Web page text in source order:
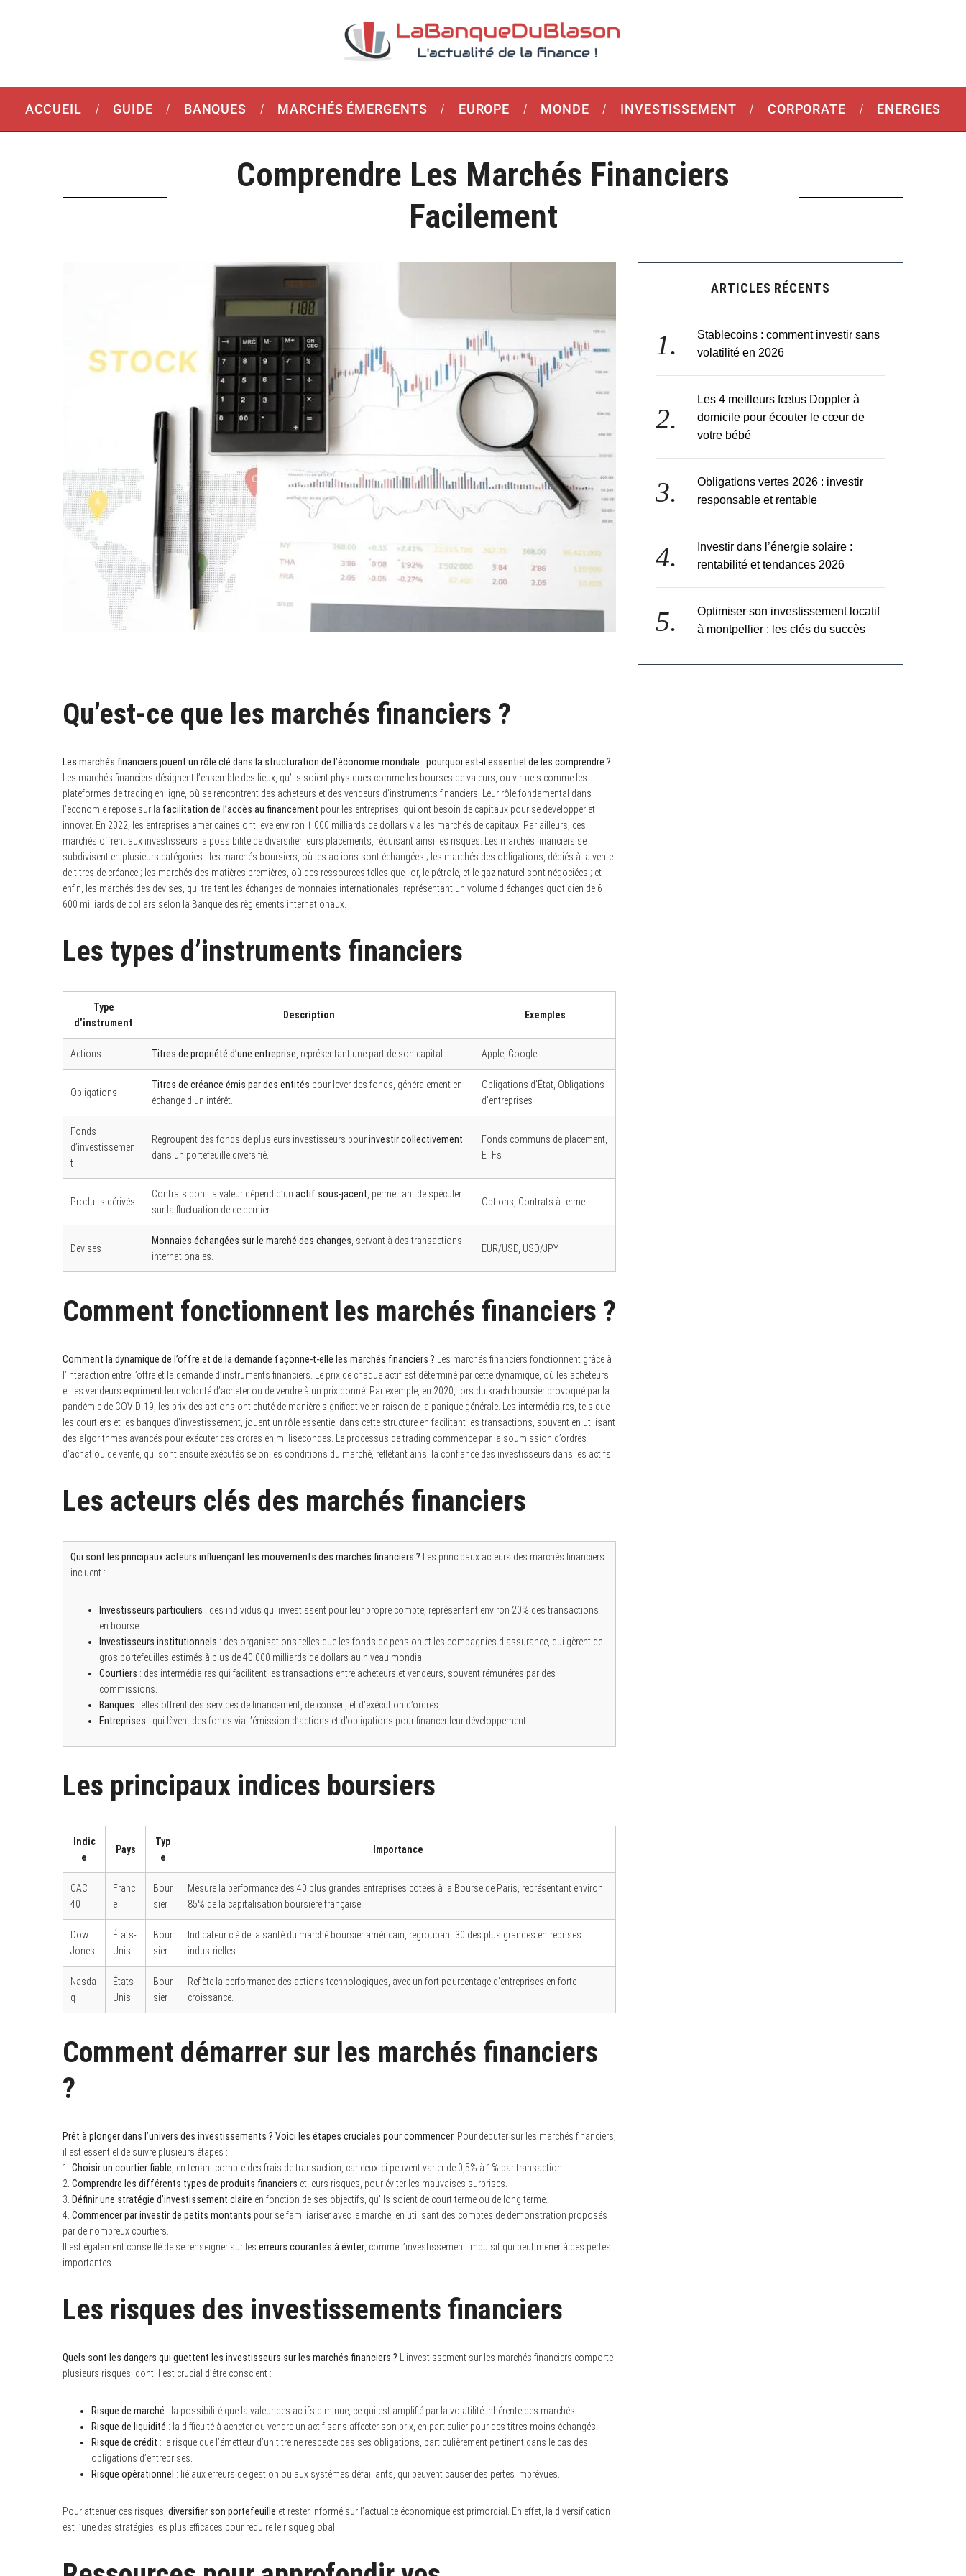
ACCUEIL GUIDE BANQUES MARCHÉS ÉMERGENTS EUROPE MONDE INVESTISSEMENT CORPORATE ENERGIES
Comprendre Les Marchés Financiers
Facilement
Qu’est-ce que les marchés financiers ?
Les marchés financiers jouent un rôle clé dans la structuration de l’économie mondiale : pourquoi est-il essentiel de les comprendre ?
Les marchés financiers désignent l’ensemble des lieux, qu’ils soient physiques comme les bourses de valeurs, ou virtuels comme les
plateformes de trading en ligne, où se rencontrent des acheteurs et des vendeurs d’instruments financiers. Leur rôle fondamental dans
l’économie repose sur la facilitation de l’accès au financement pour les entreprises, qui ont besoin de capitaux pour se développer et
innover. En 2022, les entreprises américaines ont levé environ 1 000 milliards de dollars via les marchés de capitaux. Par ailleurs, ces
marchés offrent aux investisseurs la possibilité de diversifier leurs placements, réduisant ainsi les risques. Les marchés financiers se
subdivisent en plusieurs catégories : les marchés boursiers, où les actions sont échangées ; les marchés des obligations, dédiés à la vente
de titres de créance ; les marchés des matières premières, où des ressources telles que l’or, le pétrole, et le gaz naturel sont négociées ; et
enfin, les marchés des devises, qui traitent les échanges de monnaies internationales, représentant un volume d’échanges quotidien de 6
600 milliards de dollars selon la Banque des règlements internationaux.
Les types d’instruments financiers
Type
d’instrument
Description Exemples
Actions Titres de propriété d’une entreprise , représentant une part de son capital. Apple, Google
Obligations
Titres de créance émis par des entités pour lever des fonds, généralement en
échange d’un intérêt.
Obligations d’État, Obligations
d’entreprises
Fonds
d’investissemen
t
Regroupent des fonds de plusieurs investisseurs pourinvestir collectivement
dans un portefeuille diversifié.
Fonds communs de placement,
ETFs
Produits dérivés
Contrats dont la valeur dépend d’un actif sous-jacent , permettant de spéculer
sur la fluctuation de ce dernier.
Options, Contrats à terme
Devises
Monnaies échangées sur le marché des changes , servant à des transactions
internationales.
EUR/USD, USD/JPY
Comment fonctionnent les marchés financiers ?
Comment la dynamique de l’offre et de la demande façonne-t-elle les marchés financiers ? Les marchés financiers fonctionnent grâce à
l’interaction entre l’offre et la demande d’instruments financiers. Le prix de chaque actif est déterminé par cette dynamique, où les acheteurs
et les vendeurs expriment leur volonté d’acheter ou de vendre à un prix donné. Par exemple, en 2020, lors du krach boursier provoqué par la
pandémie de COVID-19, les prix des actions ont chuté de manière significative en raison de la panique générale. Les intermédiaires, tels que
les courtiers et les banques d’investissement, jouent un rôle essentiel dans cette structure en facilitant les transactions, souvent en utilisant
des algorithmes avancés pour exécuter des ordres en millisecondes. Le processus de trading commence par la soumission d’ordres
d’achat ou de vente, qui sont ensuite exécutés selon les conditions du marché, reflétant ainsi la confiance des investisseurs dans les actifs.
Les acteurs clés des marchés financiers
Qui sont les principaux acteurs influençant les mouvements des marchés financiers ? Les principaux acteurs des marchés financiers
incluent :
Investisseurs particuliers : des individus qui investissent pour leur propre compte, représentant environ 20% des transactions
en bourse.
Investisseurs institutionnels : des organisations telles que les fonds de pension et les compagnies d’assurance, qui gèrent de
gros portefeuilles estimés à plus de 40 000 milliards de dollars au niveau mondial.
Courtiers : des intermédiaires qui facilitent les transactions entre acheteurs et vendeurs, souvent rémunérés par des
commissions.
Banques : elles offrent des services de financement, de conseil, et d’exécution d’ordres.
Entreprises : qui lèvent des fonds via l’émission d’actions et d’obligations pour financer leur développement.
Les principaux indices boursiers
Indic
e
Pays
Typ
e
Importance
CAC
40
Franc
e
Bour
sier
Mesure la performance des 40 plus grandes entreprises cotées à la Bourse de Paris, représentant environ
85% de la capitalisation boursière française.
Dow
Jones
États-
Unis
Bour
sier
Indicateur clé de la santé du marché boursier américain, regroupant 30 des plus grandes entreprises
industrielles.
Nasda
q
États-
Unis
Bour
sier
Reflète la performance des actions technologiques, avec un fort pourcentage d’entreprises en forte
croissance.
Comment démarrer sur les marchés financiers
?
Prêt à plonger dans l’univers des investissements ? Voici les étapes cruciales pour commencer. Pour débuter sur les marchés financiers,
il est essentiel de suivre plusieurs étapes :
1. Choisir un courtier fiable , en tenant compte des frais de transaction, car ceux-ci peuvent varier de 0,5% à 1% par transaction.
2. Comprendre les différents types de produits financiers et leurs risques, pour éviter les mauvaises surprises.
3. Définir une stratégie d’investissement claire en fonction de ses objectifs, qu’ils soient de court terme ou de long terme.
4. Commencer par investir de petits montants pour se familiariser avec le marché, en utilisant des comptes de démonstration proposés
par de nombreux courtiers.
Il est également conseillé de se renseigner sur les erreurs courantes à éviter , comme l’investissement impulsif qui peut mener à des pertes
importantes.
Les risques des investissements financiers
Quels sont les dangers qui guettent les investisseurs sur les marchés financiers ? L’investissement sur les marchés financiers comporte
plusieurs risques, dont il est crucial d’être conscient :
Risque de marché : la possibilité que la valeur des actifs diminue, ce qui est amplifié par la volatilité inhérente des marchés.
Risque de liquidité : la difficulté à acheter ou vendre un actif sans affecter son prix, en particulier pour des titres moins échangés.
Risque de crédit : le risque que l’émetteur d’un titre ne respecte pas ses obligations, particulièrement pertinent dans le cas des
obligations d’entreprises.
Risque opérationnel : lié aux erreurs de gestion ou aux systèmes défaillants, qui peuvent causer des pertes imprévues.
Pour atténuer ces risques, diversifier son portefeuille et rester informé sur l’actualité économique est primordial. En effet, la diversification
est l’une des stratégies les plus efficaces pour réduire le risque global.
ARTICLES RÉCENTS
Stablecoins : comment investir sans
volatilité en 2026
Les 4 meilleurs fœtus Doppler à
domicile pour écouter le cœur de
votre bébé
Obligations vertes 2026 : investir
responsable et rentable
Investir dans l’énergie solaire :
rentabilité et tendances 2026
Optimiser son investissement locatif
à montpellier : les clés du succès
S
e
a
r
c
f
o
: